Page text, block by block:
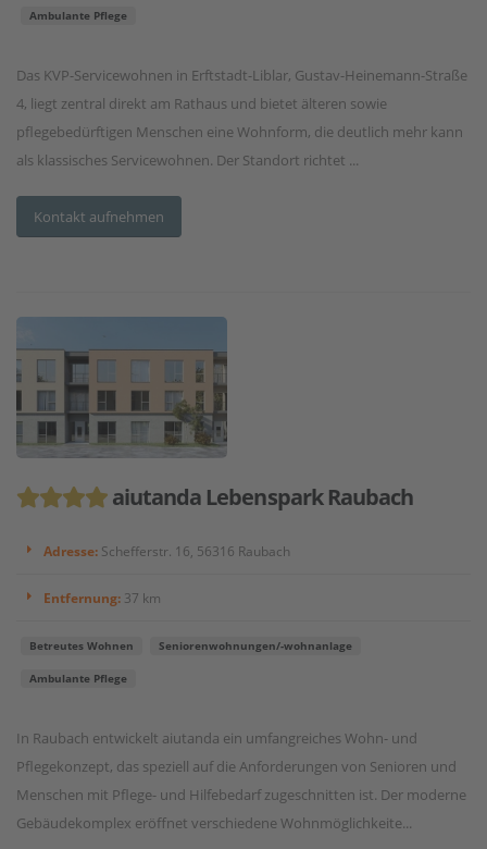
Ambulante Pflege
Das KVP-Servicewohnen in Erftstadt-Liblar, Gustav-Heinemann-Straße
4, liegt zentral direkt am Rathaus und bietet älteren sowie
pflegebedürftigen Menschen eine Wohnform, die deutlich mehr kann
als klassisches Servicewohnen. Der Standort richtet ...
Kontakt aufnehmen
aiutanda Lebenspark Raubach
Adresse: Schefferstr. 16, 56316 Raubach
Entfernung: 37 km
Betreutes Wohnen Seniorenwohnungen/-wohnanlage
Ambulante Pflege
In Raubach entwickelt aiutanda ein umfangreiches Wohn- und
Pflegekonzept, das speziell auf die Anforderungen von Senioren und
Menschen mit Pflege- und Hilfebedarf zugeschnitten ist. Der moderne
Gebäudekomplex eröffnet verschiedene Wohnmöglichkeite...